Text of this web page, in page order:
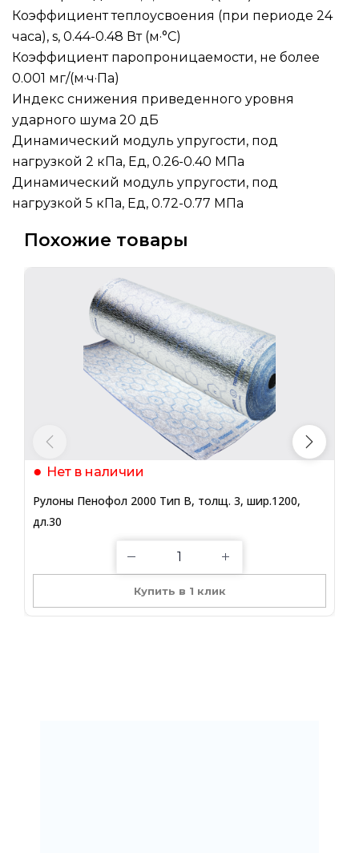
Коэффициент теплоусвоения (при периоде 24
часа), s, 0.44-0.48 Вт (м·°C)
Коэффициент паропроницаемости, не более
0.001 мг/(м·ч·Па)
Индекс снижения приведенного уровня
ударного шума 20 дБ
Динамический модуль упругости, под
нагрузкой 2 кПа, Ед, 0.26-0.40 МПа
Динамический модуль упругости, под
нагрузкой 5 кПа, Ед, 0.72-0.77 МПа
Похожие товары
Нет в наличии
Рулоны Пенофол 2000 Тип B, толщ. 3, шир.1200,
дл.30
Купить в 1 клик